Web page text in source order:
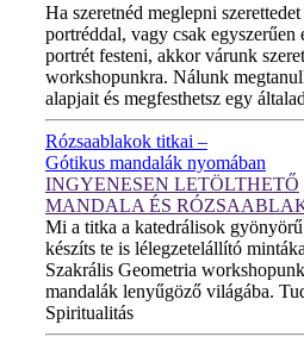
Ha szeretnéd meglepni
portréddal, vagy csak egyszerűen
portrét festeni, akkor várunk
workshopunkra. Nálunk
alapjait és megfesthetsz egy
Rózsaablakok titkai –
Gótikus mandalák nyomában
INGYENESEN LETÖLTHETŐ
MANDALA ÉS
Mi a titka a katedrálisok
készíts te is lélegzetelállító
Szakrális Geometria
mandalák lenyűgöző világába.
Spiritualitás